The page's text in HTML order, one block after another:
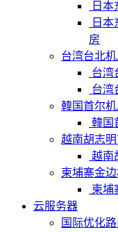
日
日本
房
台湾台北
台湾
台湾
韓国首尔机
韓国
越南胡志
越南
柬埔寨金
柬埔
云服务器
国际优化